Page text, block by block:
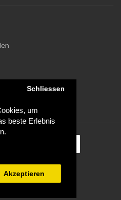
um
beste Erlebnis
Schliessen
Akzeptieren